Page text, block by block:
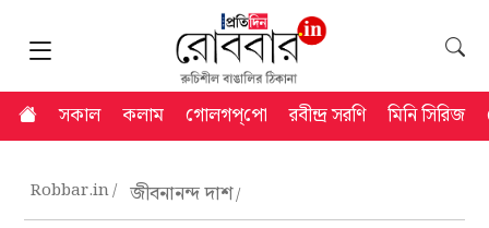
সকাল কলাম গোলগপ্‌পো রবীন্দ্র সরণি মিনি সিরিজ
Robbar.in জীবনানন্দ দাশ